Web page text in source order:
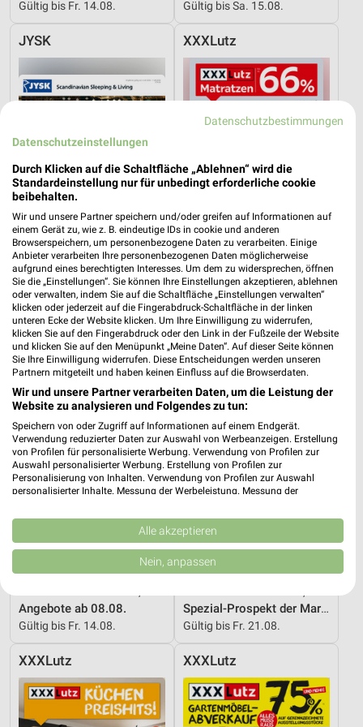
Gültig bis Fr. 14.08. Gültig bis Sa. 15.08.
JYSK
10 km
Gartenabverkauf
Gültig bis Sa. 15.08.
XXXLutz
19,2 km
Matratzen
Gültig bis Fr. 14.08.
XXXLutz
Angebote ab 08.08.
Gültig bis Fr. 14.08.
XXXLutz
Spezial-Prospekt der Marken
Gültig bis Fr. 21.08.
XXXLutz XXXLutz
Datenschutzbestimmungen
Datenschutzeinstellungen
Durch Klicken auf die Schaltfläche „Ablehnen“ wird die
Standardeinstellung nur für unbedingt erforderliche cookie
beibehalten.
Wir und unsere Partner speichern und/oder greifen auf Informationen auf
einem Gerät zu, wie z. B. eindeutige IDs in cookie und anderen
Browserspeichern, um personenbezogene Daten zu verarbeiten. Einige
Anbieter verarbeiten Ihre personenbezogenen Daten möglicherweise
aufgrund eines berechtigten Interesses. Um dem zu widersprechen, öffnen
Sie die „Einstellungen“. Sie können Ihre Einstellungen akzeptieren, ablehnen
oder verwalten, indem Sie auf die Schaltfläche „Einstellungen verwalten“
klicken oder jederzeit auf die Fingerabdruck-Schaltfläche in der linken
unteren Ecke der Website klicken. Um Ihre Einwilligung zu widerrufen,
klicken Sie auf den Fingerabdruck oder den Link in der Fußzeile der Website
und klicken Sie auf den Menüpunkt „Meine Daten“. Auf dieser Seite können
Sie Ihre Einwilligung widerrufen. Diese Entscheidungen werden unseren
Partnern mitgeteilt und haben keinen Einfluss auf die Browserdaten.
Wir und unsere Partner verarbeiten Daten, um die Leistung der
Website zu analysieren und Folgendes zu tun:
Speichern von oder Zugriff auf Informationen auf einem Endgerät.
Verwendung reduzierter Daten zur Auswahl von Werbeanzeigen. Erstellung
von Profilen für personalisierte Werbung. Verwendung von Profilen zur
Auswahl personalisierter Werbung. Erstellung von Profilen zur
Personalisierung von Inhalten. Verwendung von Profilen zur Auswahl
personalisierter Inhalte. Messung der Werbeleistung. Messung der
Kombinationen von Daten aus verschiedenen Quellen. Entwicklung und
Verbesserung der Angebote. Verwendung reduzierter Daten zur Auswahl
von Inhalten.
Daten können außerhalb der Europäischen Union weitergegeben und in die
USA gesendet werden.
Website/App.
Partnerliste anzeigen (1 IAB-Anbieter)
IAB-Verarbeitungszwecke:
Speichern von oder Zugriff auf Informationen
auf einem Endgerät
Alle akzeptieren
Nein, anpassen